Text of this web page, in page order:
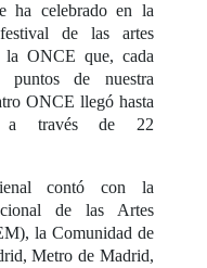
ha celebrado en la
de las artes
la ONCE que, cada
de nuestra
ONCE llegó hasta
a través de 22
contó con la
de las Artes
la Comunidad de
Metro de Madrid,